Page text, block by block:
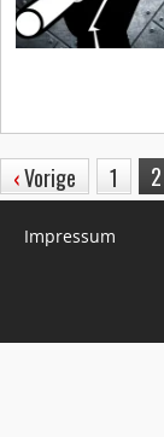
‹Vorige 1 2
Impressum